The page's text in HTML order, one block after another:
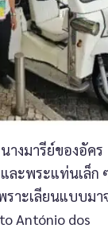
างมารีย์ของอัคร
ละพระแท่นเล็ก
ราะเลียนแบบมา
António dos